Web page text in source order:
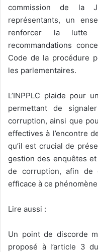
commission de la
représentants, un
renforcer la lutte
recommandations
Code de la procédure
les parlementaires.
L’INPPLC plaide pour
permettant de
corruption, ainsi que
effectives à l’encontre
qu’il est crucial de
gestion des enquêtes
de corruption, afin de
efficace à ce
Lire aussi :
Un point de discorde
proposé à l’article 3